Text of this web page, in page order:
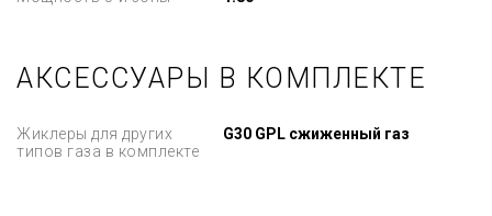
АКСЕССУАРЫ В КОМПЛЕКТЕ
Жиклеры для других
типов газа в комплекте
G30 GPL сжиженный газ